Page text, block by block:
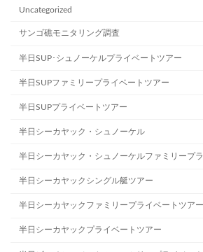
Uncategorized
サンゴ礁モニタリング調査
半日SUP･シュノーケルプライベートツアー
半日SUPファミリープライベートツアー
半日SUPプライベートツアー
半日シーカヤック・シュノーケル
半日シーカヤック・シュノーケルファミリープ
半日シーカヤックシングル艇ツアー
半日シーカヤックファミリープライベートツアー
半日シーカヤックプライベートツアー